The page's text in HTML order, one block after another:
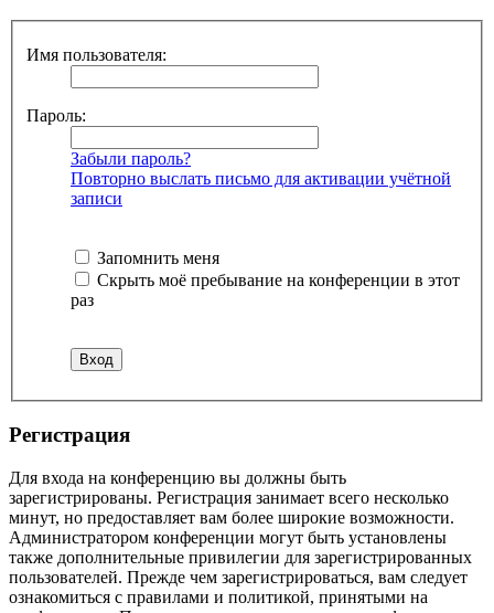
Имя пользователя:
Пароль:
Забыли пароль?
Повторно выслать письмо для активации учётной
записи
Запомнить меня
Скрыть моё пребывание на конференции в этот
раз
Регистрация
Для входа на конференцию вы должны быть
зарегистрированы. Регистрация занимает всего несколько
минут, но предоставляет вам более широкие возможности.
Администратором конференции могут быть установлены
также дополнительные привилегии для зарегистрированных
пользователей. Прежде чем зарегистрироваться, вам следует
ознакомиться с правилами и политикой, принятыми на